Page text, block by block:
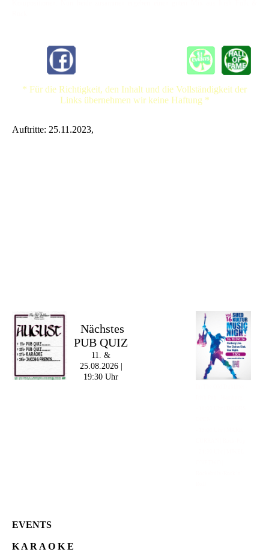
* Für die Richtigkeit, den Inhalt und die Vollständigkeit der
Links übernehmen wir keine Haftung *
Auftritte: 25.11.2023,
Nächstes
PUB QUIZ
11. &
25.08.2026 |
19:30 Uhr
EVENTS
K A R A O K E